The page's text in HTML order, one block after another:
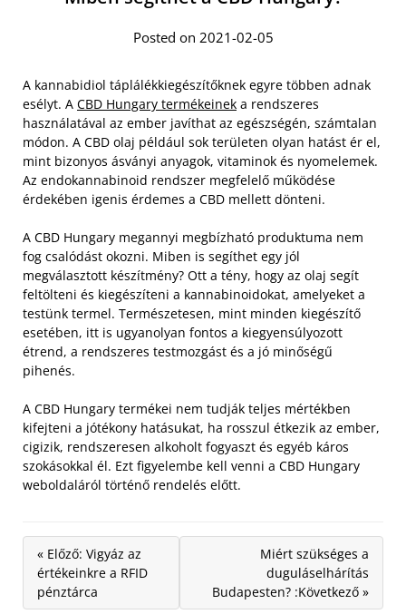
Posted on 2021-02-05
A kannabidiol táplálékkiegészítőknek egyre többen adnak
esélyt. A CBD Hungary termékeinek a rendszeres
használatával az ember javíthat az egészségén, számtalan
módon. A CBD olaj például sok területen olyan hatást ér el,
mint bizonyos ásványi anyagok, vitaminok és nyomelemek.
Az endokannabinoid rendszer megfelelő működése
érdekében igenis érdemes a CBD mellett dönteni.
A CBD Hungary megannyi megbízható produktuma nem
fog csalódást okozni. Miben is segíthet egy jól
megválasztott készítmény? Ott a tény, hogy az olaj segít
feltölteni és kiegészíteni a kannabinoidokat, amelyeket a
testünk termel. Természetesen, mint minden kiegészítő
esetében, itt is ugyanolyan fontos a kiegyensúlyozott
étrend, a rendszeres testmozgást és a jó minőségű
pihenés.
A CBD Hungary termékei nem tudják teljes mértékben
kifejteni a jótékony hatásukat, ha rosszul étkezik az ember,
cigizik, rendszeresen alkoholt fogyaszt és egyéb káros
szokásokkal él. Ezt figyelembe kell venni a CBD Hungary
weboldaláról történő rendelés előtt.
« Előző: Vigyáz az
értékeinkre a RFID
pénztárca
Miért szükséges a
duguláselhárítás
Budapesten? :Következő »